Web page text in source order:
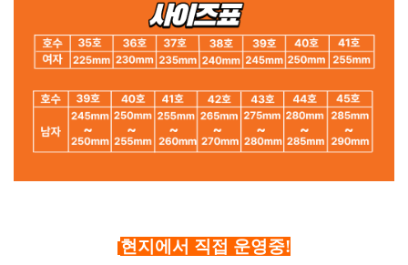
현지에서 직접 운영중!